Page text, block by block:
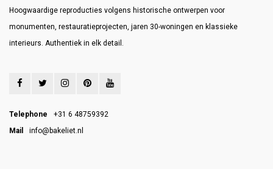
Hoogwaardige reproducties volgens historische ontwerpen voor
monumenten, restauratieprojecten, jaren 30-woningen en klassieke
interieurs. Authentiek in elk detail.
Telephone
+31 6 48759392
Mail
info@bakeliet.nl